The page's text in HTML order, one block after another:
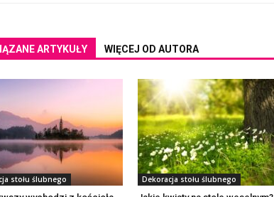
ARTYKUŁY WIĘCEJ OD AUTORA
stołu ślubnego Dekoracja stołu ślubnego